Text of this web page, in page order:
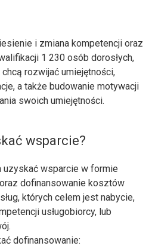
i zmiana kompetencji oraz
1 230 osób dorosłych,
rozwijać umiejętności,
a także budowanie motywacji
swoich umiejętności.
wsparcie?
uzyskać wsparcie w formie
dofinansowanie kosztów
których celem jest nabycie,
usługobiorcy, lub
dofinansowanie: